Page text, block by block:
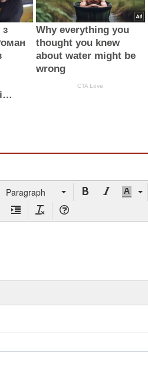
з
Why everything you
thought you knew
about water might be
wrong
CTA Love
Paragraph